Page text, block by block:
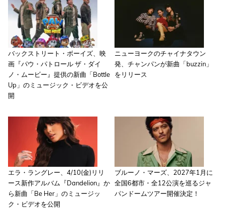
バックストリート・ボーイズ、映
画『パウ・パトロール ザ・ダイ
ノ・ムービー』提供の新曲「Bottle
Up」のミュージック・ビデオを公
開
ニューヨークのチャイナタウン
発、チャンパンが新曲「buzzin」
をリリース
エラ・ラングレー、4/10(金)リリ
ース新作アルバム『Dandelion』か
ら新曲「Be Her」のミュージッ
ク・ビデオを公開
ブルーノ・マーズ、2027年1月に
全国6都市・全12公演を巡るジャ
パンドームツアー開催決定！